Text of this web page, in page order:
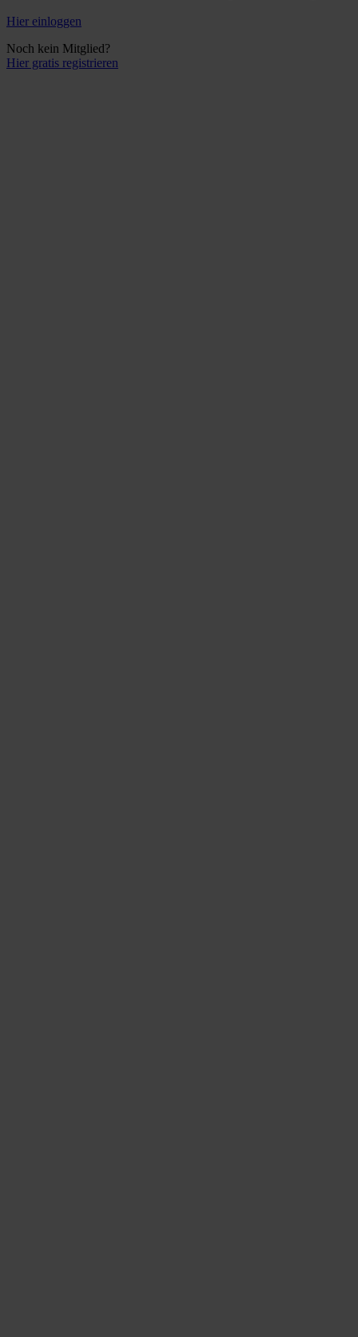
Hier einloggen
Noch kein Mitglied?
Hier gratis registrieren